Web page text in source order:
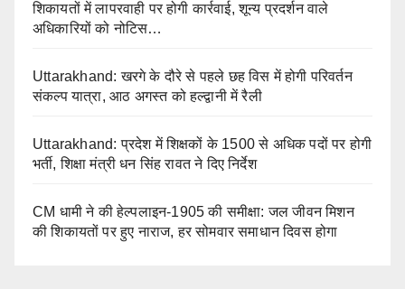
शिकायतों में लापरवाही पर होगी कार्रवाई, शून्य प्रदर्शन वाले
अधिकारियों को नोटिस…
Uttarakhand: खरगे के दौरे से पहले छह विस में होगी परिवर्तन
संकल्प यात्रा, आठ अगस्त को हल्द्वानी में रैली
Uttarakhand: प्रदेश में शिक्षकों के 1500 से अधिक पदों पर होगी
भर्ती, शिक्षा मंत्री धन सिंह रावत ने दिए निर्देश
CM धामी ने की हेल्पलाइन-1905 की समीक्षा: जल जीवन मिशन
की शिकायतों पर हुए नाराज, हर सोमवार समाधान दिवस होगा